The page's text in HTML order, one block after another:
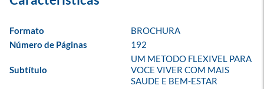
Formato
BROCHURA
Número de Páginas
192
Subtítulo
UM METODO FLEXIVEL PARA
VOCE VIVER COM MAIS
SAUDE E BEM-ESTAR